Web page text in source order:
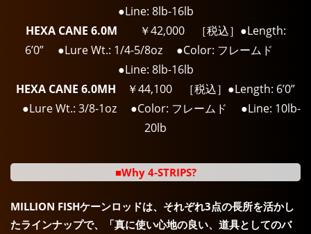
●Line: 8lb-16lb
HEXA CANE 6.0M ￥42,000 ［税込］●Length:
6’0” ●Lure Wt.: 1/4-5/8oz ●Color: フレームド
●Line: 8lb-16lb
HEXA CANE 6.0MH ￥44,100 ［税込］●Length: 6’0”
●Lure Wt.: 3/8-1oz ●Color: フレームド ●Line: 10lb-
20lb
■Why 4-STRIPS?
MILLION FISHケーンロッドは、それぞれ3点の長所を活かし
たラインナップで、「真に使い心地の良い、道具としてのバ